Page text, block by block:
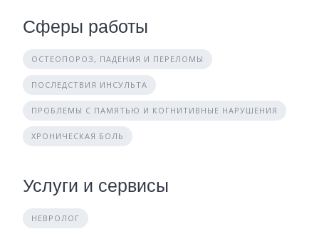
Сферы работы
ОСТЕОПОРОЗ, ПАДЕНИЯ И ПЕРЕЛОМЫ
ПОСЛЕДСТВИЯ ИНСУЛЬТА
ПРОБЛЕМЫ С ПАМЯТЬЮ И КОГНИТИВНЫЕ НАРУШЕНИЯ
ХРОНИЧЕСКАЯ БОЛЬ
Услуги и сервисы
НЕВРОЛОГ